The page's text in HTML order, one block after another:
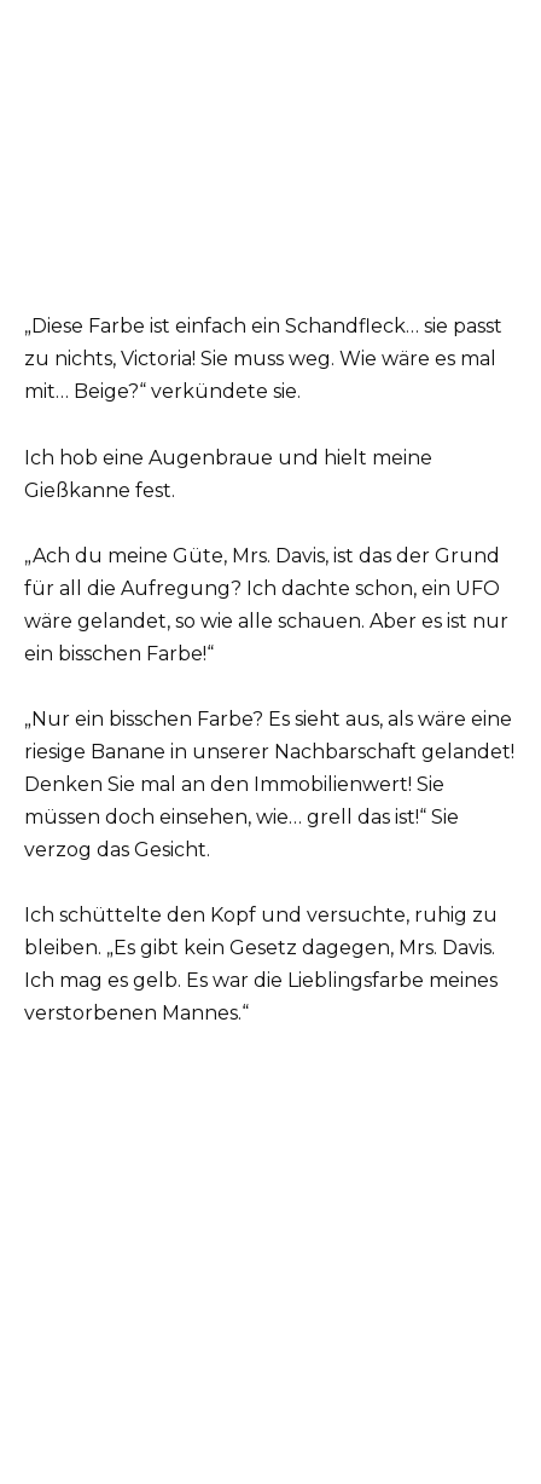
„Diese Farbe ist einfach ein Schandfleck… sie passt
zu nichts, Victoria! Sie muss weg. Wie wäre es mal
mit… Beige?“ verkündete sie.
Ich hob eine Augenbraue und hielt meine
Gießkanne fest.
„Ach du meine Güte, Mrs. Davis, ist das der Grund
für all die Aufregung? Ich dachte schon, ein UFO
wäre gelandet, so wie alle schauen. Aber es ist nur
ein bisschen Farbe!“
„Nur ein bisschen Farbe? Es sieht aus, als wäre eine
riesige Banane in unserer Nachbarschaft gelandet!
Denken Sie mal an den Immobilienwert! Sie
müssen doch einsehen, wie… grell das ist!“ Sie
verzog das Gesicht.
Ich schüttelte den Kopf und versuchte, ruhig zu
bleiben. „Es gibt kein Gesetz dagegen, Mrs. Davis.
Ich mag es gelb. Es war die Lieblingsfarbe meines
verstorbenen Mannes.“